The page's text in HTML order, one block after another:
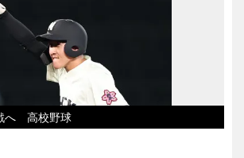
へ 高校野球